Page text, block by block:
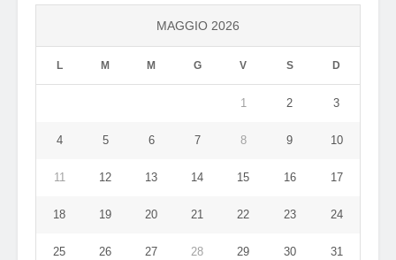
MAGGIO 2026
L M M G V S D
1 2 3
4 5 6 7 8 9 10
11 12 13 14 15 16 17
18 19 20 21 22 23 24
25 26 27 28 29 30 31